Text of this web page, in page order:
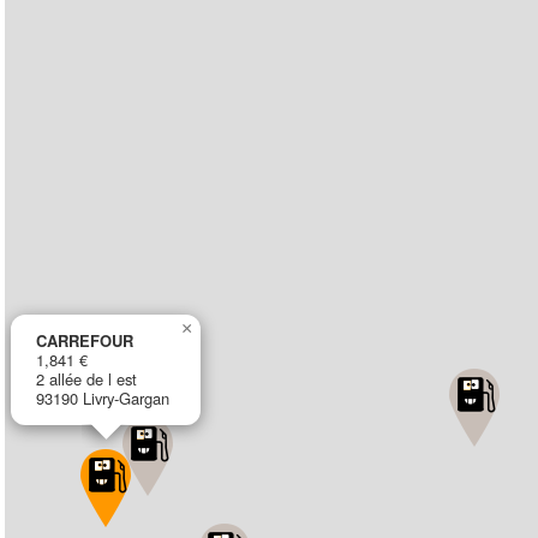
CARREFOUR
1,841 €
2 allée de l est
93190 Livry-Gargan
×